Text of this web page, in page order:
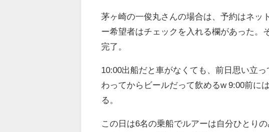
茅ヶ崎の一俊丸さんの場合は、予約はネッ
ー希望者はチェックを入れる欄があった。
完了。
10:00出船だと車がなくても、前日思い立
わってからビールだって飲めるw 9:00前に
る。
この日は6名の乗船でルアーは自分ひとり